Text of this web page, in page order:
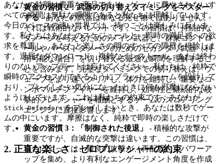
黄金の習慣 2：武器の切り替えタイミングをマスター
する- あなたの武器は単なる見せ物ではありません。
それは戦術的なパレットです。この習慣は、持続的な
ダメージを与えるためのメイン武器と、群衆コントロ
ールやバーストダメージのためのセカンダリ武器（利
用可能な場合）を切り替える最適な瞬間を理解するこ
とを含みます。完璧なタイミングでの切り替えは、ウ
ェーブをより速くクリアし、体力を維持し、重要なコ
ンボマルチプライヤーを維持し、効率性と継続的な攻
撃的プレッシャーを報酬とするゲームのスコアリング
エンジンに直接影響します。
黄金の習慣 3：「制御された後退」
- 積極的な攻撃が
重要ですが、自滅的な突撃は違います。この習慣は、
場合によっては、最良の攻撃が、再配置し、パワーア
ップを集め、より有利なエンゲージメント角度を作成
あなたの時間は貴重な商品であり、ゲームに費やされないす
べての瞬間は無駄な瞬間であると私たちは理解しています。
今日のペースの速い世界では、待つことは楽しみに反しま
す。私たちはあなたのスケジュールと、即時の満足感への欲
求を尊重し、あなたと楽しさの間のすべての障壁を排除しま
す。退屈なダウンロード、複雑なインストール、または終わ
りのないアップデートは忘れてください。私たちは、純粋で
瞬時のアクセスができるようにプラットフォームを設計して
おり、プレイしたい気分になったときに何も邪魔にならない
ようにしています。これは私たちの約束です：あなたが
Stick Defendersをプレイしたいとき、あなたは数秒でゲー
ムの中にいます。摩擦はなく、純粋で即時の楽しさだけで
す。
2. 正直な楽しさ：ゼロプレッシャーの約束